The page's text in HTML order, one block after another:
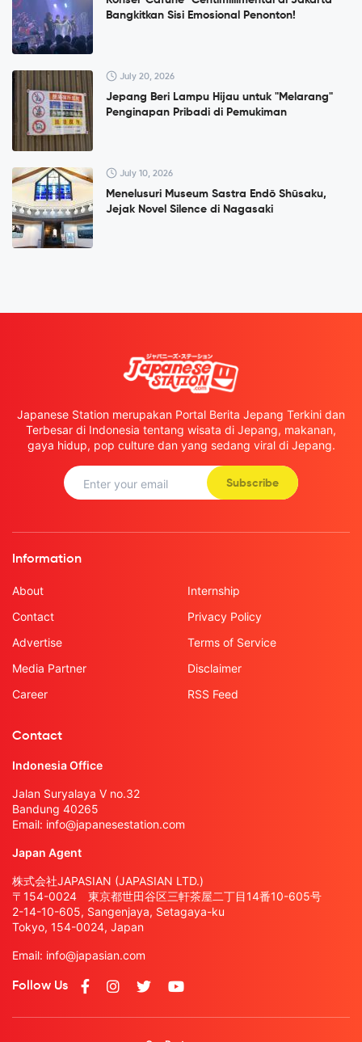
Bangkitkan Sisi Emosional Penonton!
July 20, 2026
Jepang Beri Lampu Hijau untuk "Melarang"
Penginapan Pribadi di Pemukiman
July 10, 2026
Menelusuri Museum Sastra Endō Shūsaku,
Jejak Novel Silence di Nagasaki
Japanese Station merupakan Portal Berita Jepang Terkini dan
Terbesar di Indonesia tentang wisata di Jepang, makanan,
gaya hidup, pop culture dan yang sedang viral di Jepang.
Subscribe
Information
About
Contact
Advertise
Media Partner
Career
Internship
Privacy Policy
Terms of Service
Disclaimer
RSS Feed
Contact
Indonesia Office
Jalan Suryalaya V no.32
Bandung 40265
Email: info@japanesestation.com
Japan Agent
株式会社JAPASIAN (JAPASIAN LTD.)
〒154-0024 東京都世田谷区三軒茶屋二丁目14番10-605号
2-14-10-605, Sangenjaya, Setagaya-ku
Tokyo, 154-0024, Japan
Email: info@japasian.com
Follow Us